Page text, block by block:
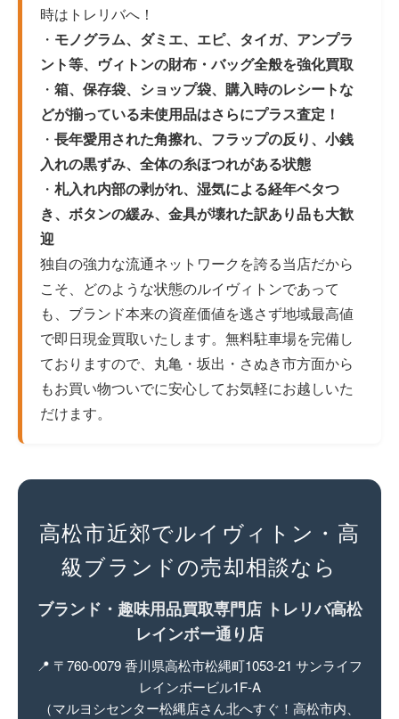
時はトレリバへ！
・ モノグラム、ダミエ、エピ、タイガ、アンプラ
ント等、ヴィトンの財布・バッグ全般を強化買取
・ 箱、保存袋、ショップ袋、購入時のレシートな
どが揃っている未使用品はさらにプラス査定！
・ 長年愛用された角擦れ、フラップの反り、小銭
入れの黒ずみ、全体の糸ほつれがある状態
・ 札入れ内部の剥がれ、湿気による経年ベタつ
き、ボタンの緩み、金具が壊れた訳あり品も大歓
迎
独自の強力な流通ネットワークを誇る当店だから
こそ、どのような状態のルイヴィトンであって
も、ブランド本来の資産価値を逃さず地域最高値
で即日現金買取いたします。無料駐車場を完備し
ておりますので、丸亀・坂出・さぬき市方面から
もお買い物ついでに安心してお気軽にお越しいた
だけます。
高松市近郊でルイヴィトン・高
級ブランドの売却相談なら
ブランド・趣味用品買取専門店 トレリバ高松
レインボー通り店
📍 〒760-0079 香川県高松市松縄町1053-21 サンライフ
レインボービル1F-A
（マルヨシセンター松縄店さん北へすぐ！高松市内、